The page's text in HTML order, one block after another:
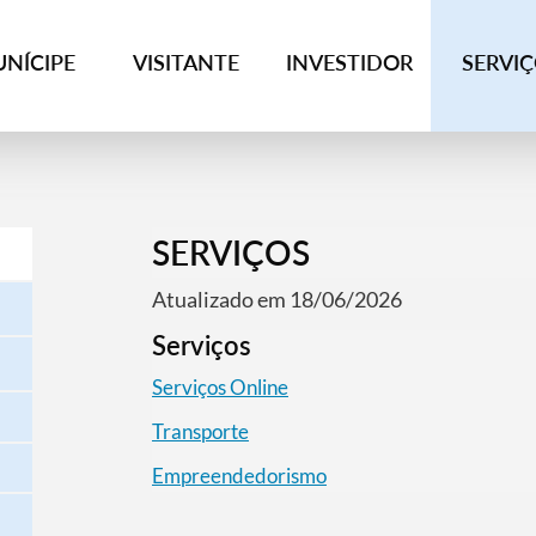
VISITANTE INVESTIDOR
SERVIÇOS
Atualizado em 18/06/2026
Serviços
Serviços Online
Transporte
Empreendedorismo